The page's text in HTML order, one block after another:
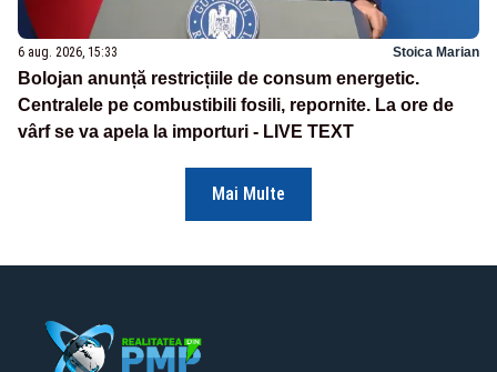
6 aug. 2026, 15:33 Stoica Marian
Bolojan anunță restricțiile de consum energetic.
Centralele pe combustibili fosili, repornite. La ore de
vârf se va apela la importuri - LIVE TEXT
Mai Multe